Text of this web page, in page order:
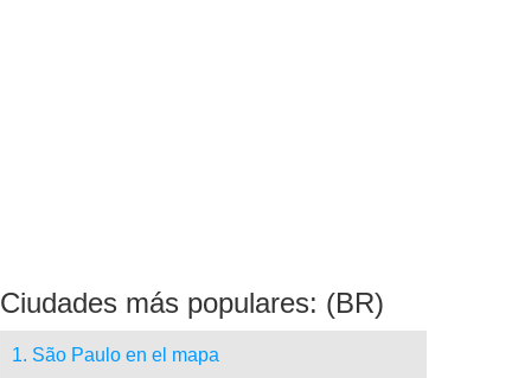
Ciudades más populares: (BR)
1. São Paulo en el mapa